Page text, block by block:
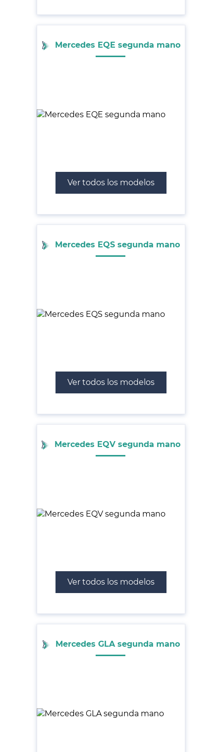
Mercedes EQE segunda mano
Ver todos los modelos
Mercedes EQS segunda mano
Ver todos los modelos
Mercedes EQV segunda mano
Ver todos los modelos
Mercedes GLA segunda mano